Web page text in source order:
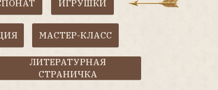
КЛАСС